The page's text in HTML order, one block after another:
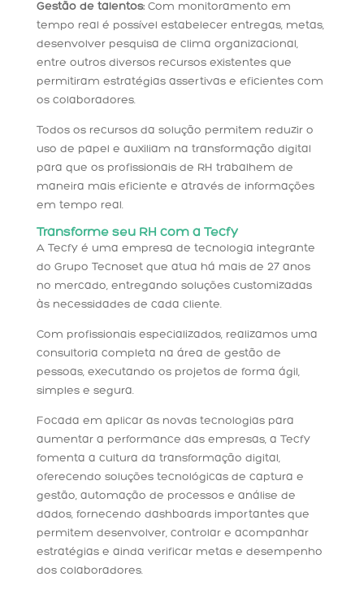
Gestão de talentos: Com monitoramento em
tempo real é possível estabelecer entregas, metas,
desenvolver pesquisa de clima organizacional,
entre outros diversos recursos existentes que
permitiram estratégias assertivas e eficientes com
os colaboradores.
Todos os recursos da solução permitem reduzir o
uso de papel e auxiliam na transformação digital
para que os profissionais de RH trabalhem de
maneira mais eficiente e através de informações
em tempo real.
Transforme seu RH com a Tecfy
A Tecfy é uma empresa de tecnologia integrante
do Grupo Tecnoset que atua há mais de 27 anos
no mercado, entregando soluções customizadas
às necessidades de cada cliente.
Com profissionais especializados, realizamos uma
consultoria completa na área de gestão de
pessoas, executando os projetos de forma ágil,
simples e segura.
Focada em aplicar as novas tecnologias para
aumentar a performance das empresas, a Tecfy
fomenta a cultura da transformação digital,
oferecendo soluções tecnológicas de captura e
gestão, automação de processos e análise de
dados, fornecendo dashboards importantes que
permitem desenvolver, controlar e acompanhar
estratégias e ainda verificar metas e desempenho
dos colaboradores.